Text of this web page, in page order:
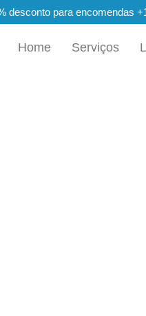
desconto para encomendas
Home Serviços